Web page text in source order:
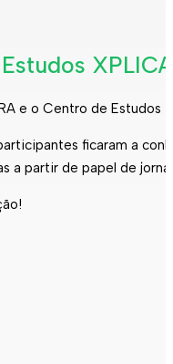
e o Centro de
ficaram a
a partir de papel de